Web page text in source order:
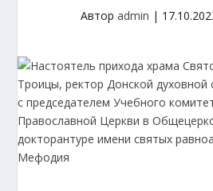
Автор admin |